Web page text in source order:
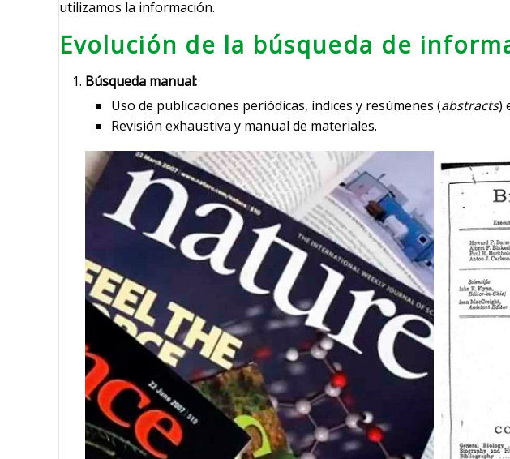
utilizamos la información.
Evolución de la búsqueda de
Búsqueda manual:
Uso de publicaciones periódicas, índices y resúmenes (abstracts)
Revisión exhaustiva y manual de materiales.